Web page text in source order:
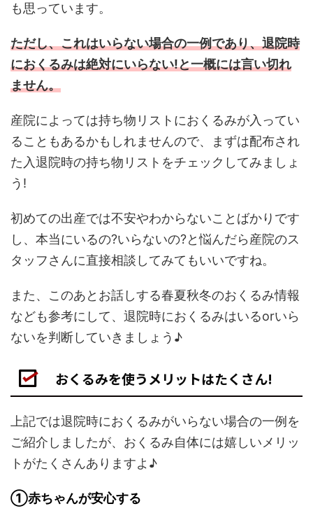
も思っています。
ただし、これはいらない場合の一例であり、退院時
におくるみは絶対にいらない!と一概には言い切れ
ません。
産院によっては持ち物リストにおくるみが入ってい
ることもあるかもしれませんので、まずは配布され
た入退院時の持ち物リストをチェックしてみましょ
う!
初めての出産では不安やわからないことばかりです
し、本当にいるの?いらないの?と悩んだら産院のス
タッフさんに直接相談してみてもいいですね。
また、このあとお話しする春夏秋冬のおくるみ情報
なども参考にして、退院時におくるみはいるorいら
ないを判断していきましょう♪
おくるみを使うメリットはたくさん!
上記では退院時におくるみがいらない場合の一例を
ご紹介しましたが、おくるみ自体には嬉しいメリッ
トがたくさんありますよ♪
①赤ちゃんが安心する